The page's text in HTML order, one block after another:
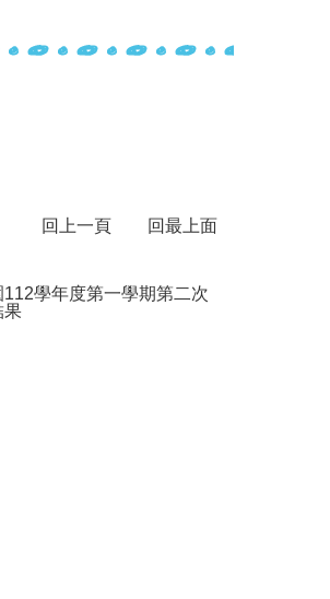
回上一頁 回最上面
學年度第一學期第二次
果